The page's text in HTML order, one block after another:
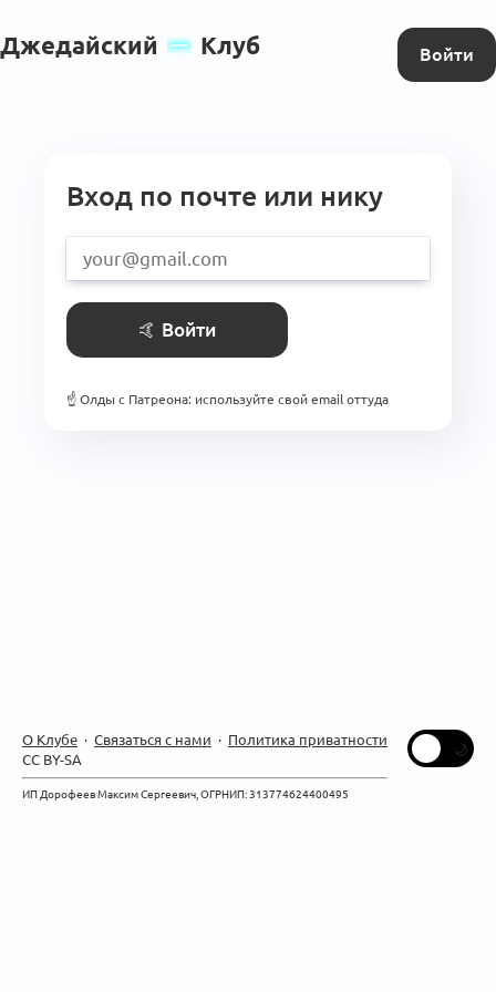
Джедайский Клуб Войти
Вход по почте или нику
🤙 Войти
☝️ Олды с Патреона: используйте свой email оттуда
О Клубе · Связаться с нами · Политика приватности
CC BY-SA
ИП Дорофеев Максим Сергеевич, ОГРНИП: 313774624400495